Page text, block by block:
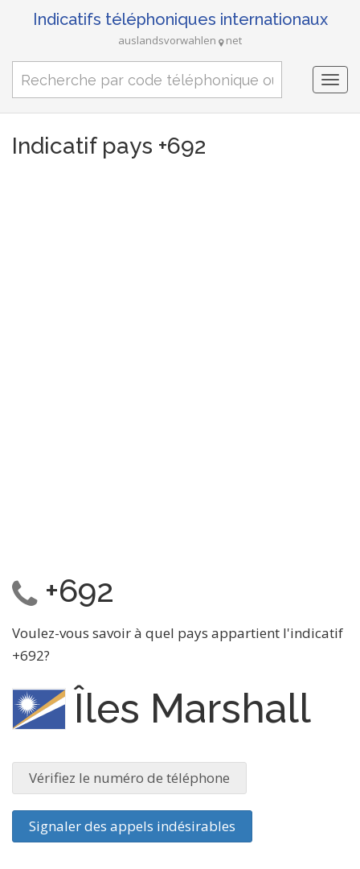
Indicatifs téléphoniques internationaux
auslandsvorwahlen net
Indicatif pays +692
+692
Voulez-vous savoir à quel pays appartient l'indicatif
+692?
Îles Marshall
Vérifiez le numéro de téléphone
Signaler des appels indésirables